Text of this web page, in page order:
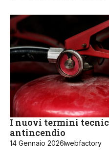
I nuovi termini
antincendio
14 Gennaio 2026webfactory